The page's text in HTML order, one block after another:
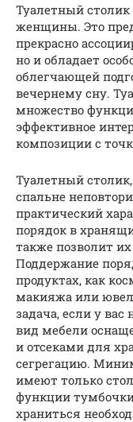
Туалетный
женщины. Это
прекрасно
но и обладает
облегчающей
вечернему сну.
множество
эффективное
композиции с
Туалетный
спальне
практический
порядок в
также позволит
Поддержание
продуктах, как
макияжа или
задача, если у
вид мебели
и отсеками для
сегрегацию.
имеют только
функции
храниться